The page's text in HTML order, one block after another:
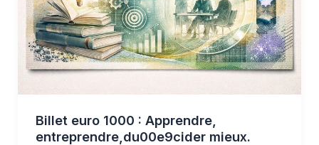
Billet euro 1000 : Apprendre,
entreprendre,du00e9cider mieux.
entreprendre,du00e9cider
mieux.